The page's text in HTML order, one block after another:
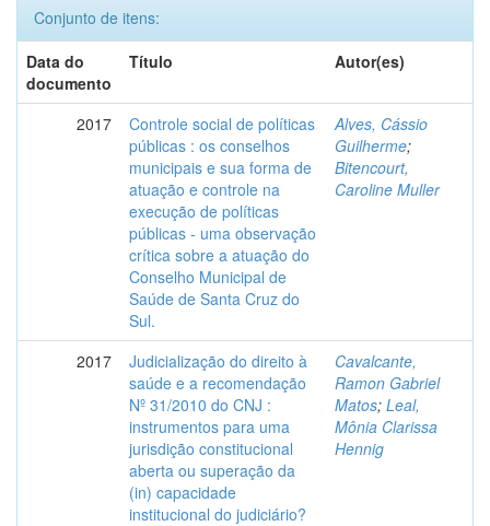
Conjunto de itens:
Data do
documento
Título Autor(es)
2017
Controle social de políticas
públicas : os conselhos
municipais e sua forma de
atuação e controle na
execução de políticas
públicas - uma observação
crítica sobre a atuação do
Conselho Municipal de
Saúde de Santa Cruz do
Sul.
Alves, Cássio
Guilherme;
Bitencourt,
Caroline Muller
2017
Judicialização do direito à
saúde e a recomendação
Nº 31/2010 do CNJ :
instrumentos para uma
jurisdição constitucional
aberta ou superação da
(in) capacidade
institucional do judiciário?
Cavalcante,
Ramon Gabriel
Matos; Leal,
Mônia Clarissa
Hennig